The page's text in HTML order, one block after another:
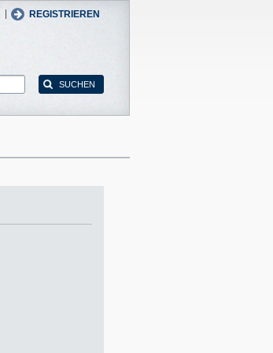
REGISTRIEREN